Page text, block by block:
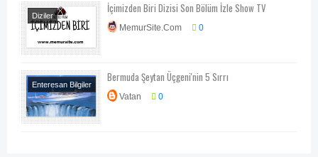
Diziler
Televizyon
İçimizden Biri Dizisi Son Bölüm İzle Show TV
MemurSite.Com 0
Enteresan Bilgiler
Her Telden
Bermuda Şeytan Üçgeni'nin 5 Sırrı
Vatan 0